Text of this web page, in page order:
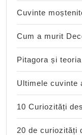
Cuvinte
Cum a murit
Pitagora și
Ultimele cuvinte
10 Curiozități
20 de curiozități